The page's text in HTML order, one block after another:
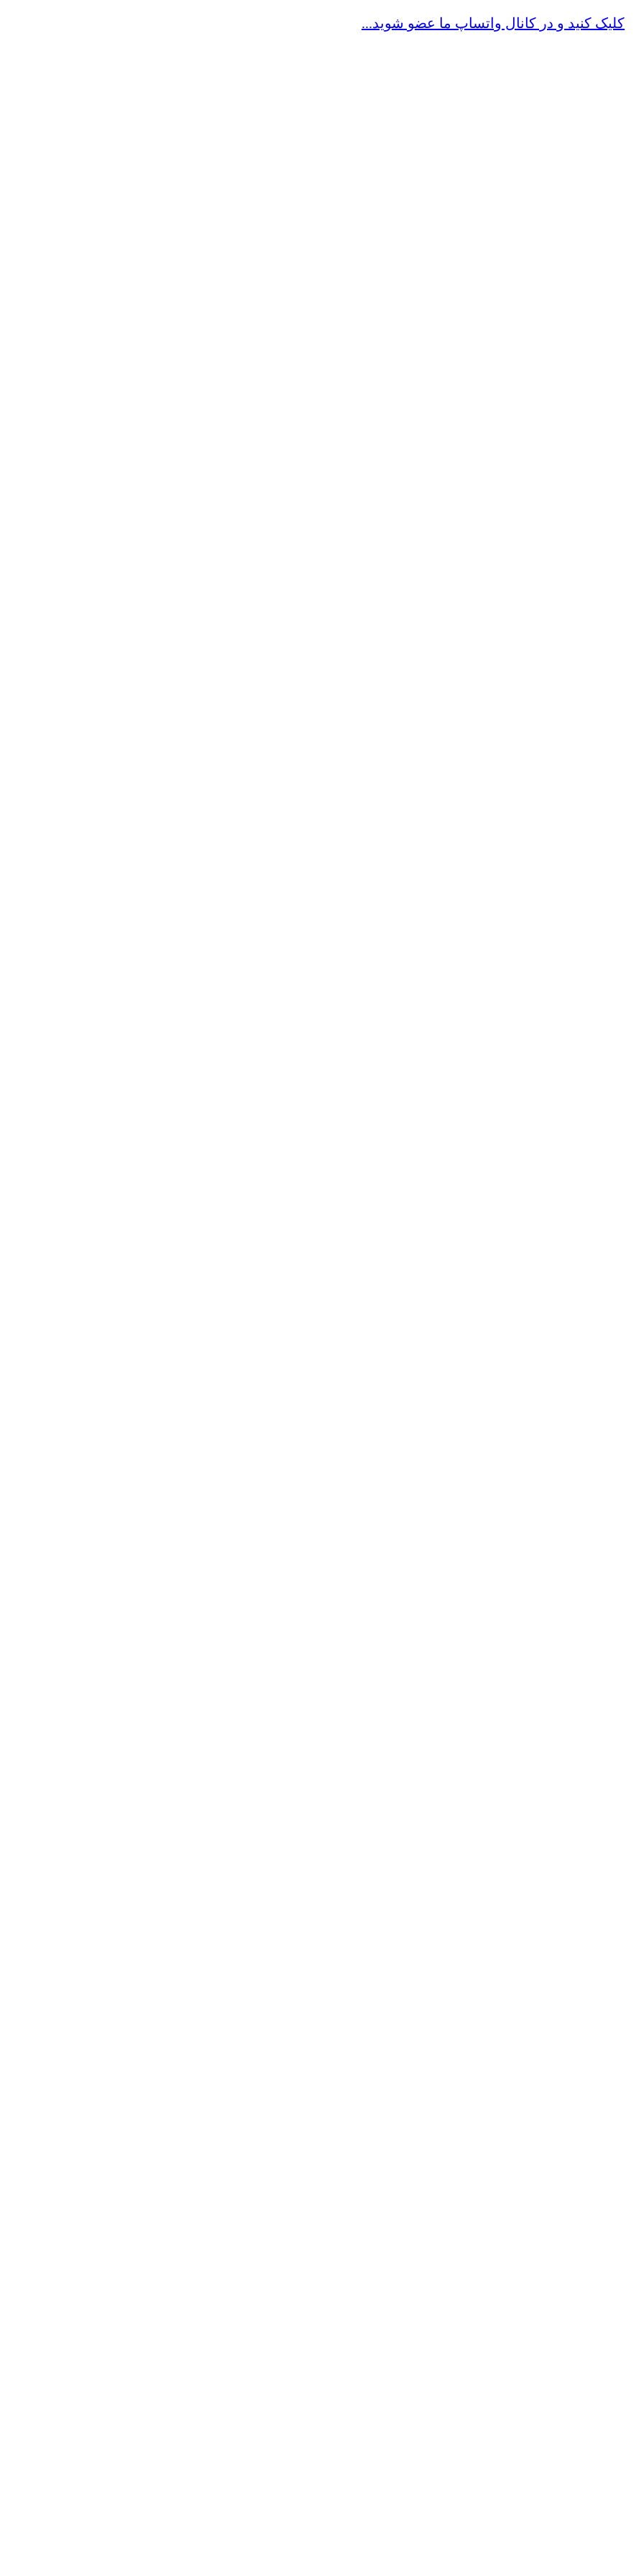
کلیک کنید و در کانال واتساپ ما عضو شوید...